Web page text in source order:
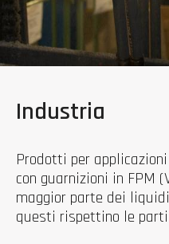
Industria
Prodotti per
con guarnizioni in FPM
maggior parte dei
questi rispettino le